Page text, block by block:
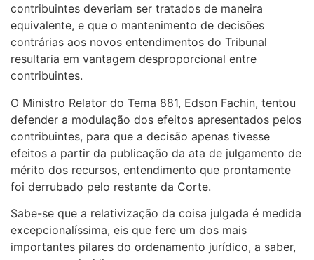
contribuintes deveriam ser tratados de maneira
equivalente, e que o mantenimento de decisões
contrárias aos novos entendimentos do Tribunal
resultaria em vantagem desproporcional entre
contribuintes.
O Ministro Relator do Tema 881, Edson Fachin, tentou
defender a modulação dos efeitos apresentados pelos
contribuintes, para que a decisão apenas tivesse
efeitos a partir da publicação da ata de julgamento de
mérito dos recursos, entendimento que prontamente
foi derrubado pelo restante da Corte.
Sabe-se que a relativização da coisa julgada é medida
excepcionalíssima, eis que fere um dos mais
importantes pilares do ordenamento jurídico, a saber,